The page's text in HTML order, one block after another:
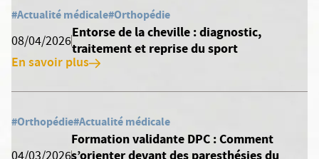
#Actualité médicale#Orthopédie
08/04/2026
Entorse de la cheville : diagnostic,
traitement et reprise du sport
En savoir plus
#Orthopédie#Actualité médicale
Formation validante DPC : Comment
s’orienter devant des paresthésies du